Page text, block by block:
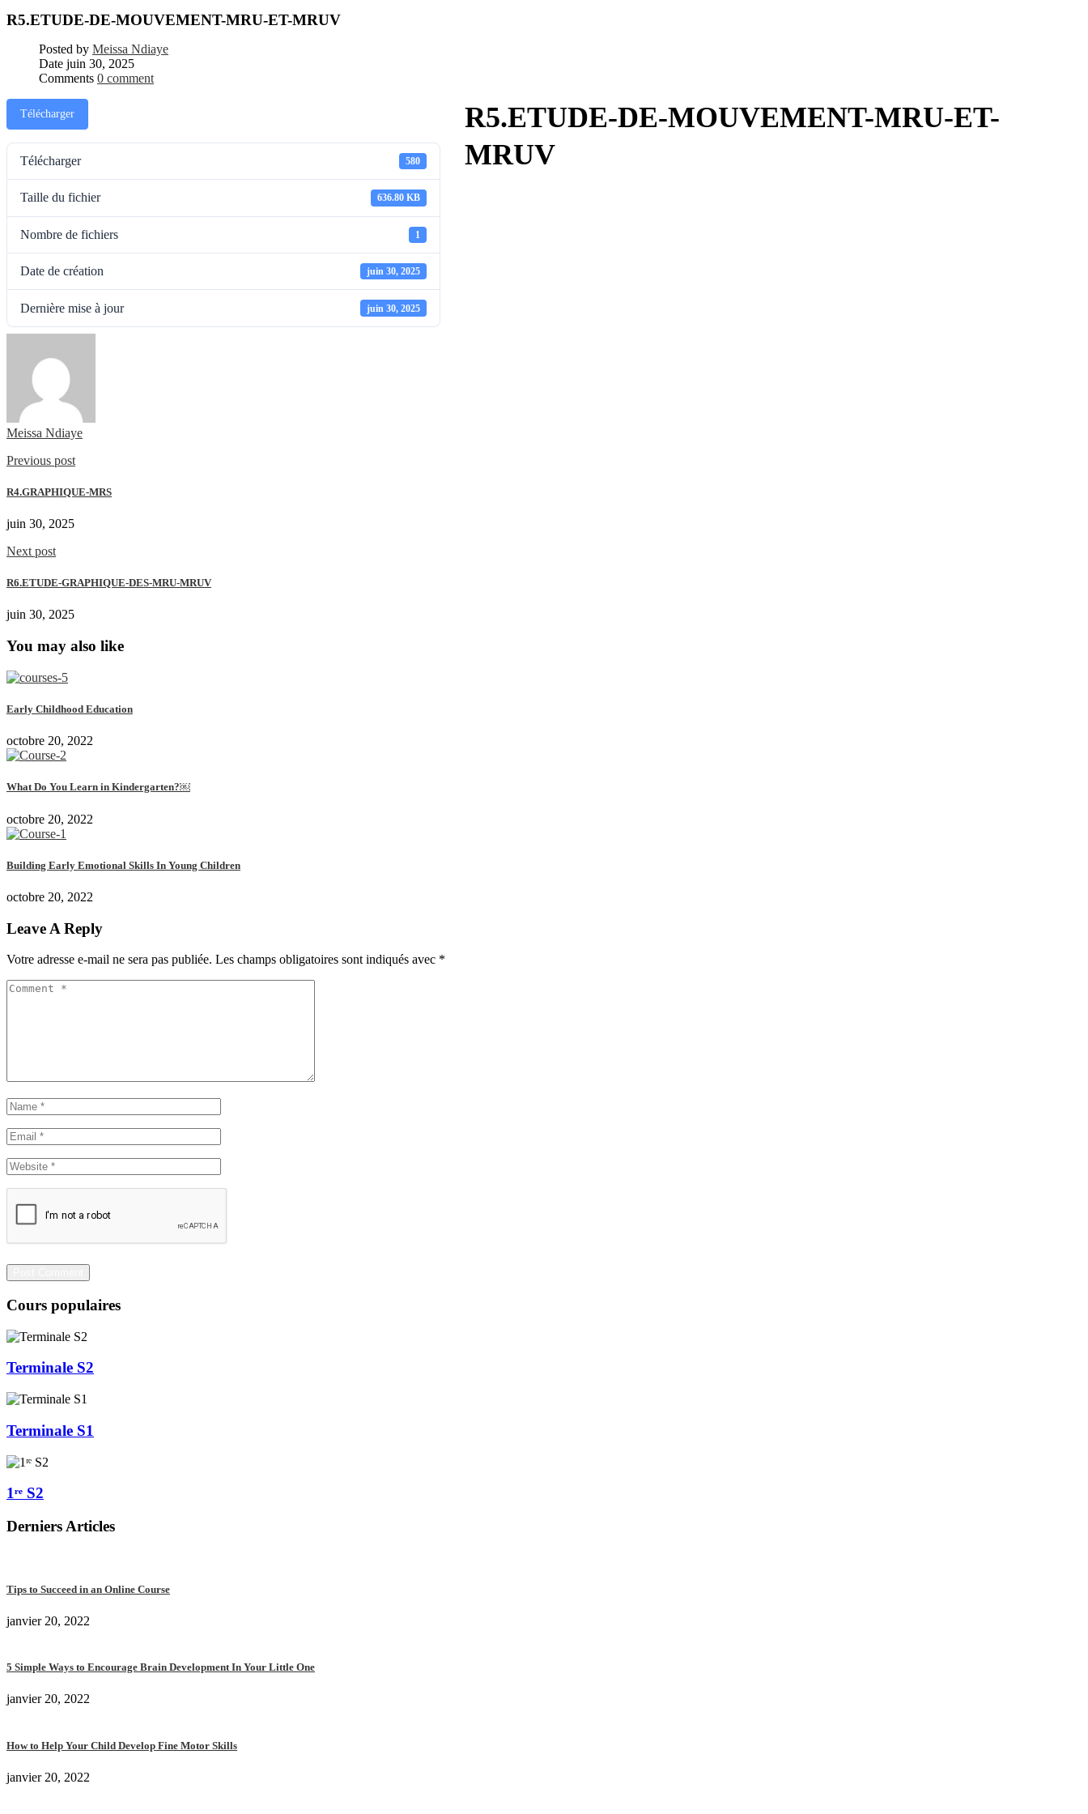
R5.ETUDE-DE-MOUVEMENT-MRU-ET-MRUV
Posted by Meissa Ndiaye
Date juin 30, 2025
Comments 0 comment
Télécharger
Télécharger 580
Taille du fichier 636.80 KB
Nombre de fichiers 1
Date de création juin 30, 2025
Dernière mise à jour juin 30, 2025
R5.ETUDE-DE-MOUVEMENT-MRU-ET-
MRUV
Meissa Ndiaye
Previous post
R4.GRAPHIQUE-MRS
juin 30, 2025
Next post
R6.ETUDE-GRAPHIQUE-DES-MRU-MRUV
juin 30, 2025
You may also like
Early Childhood Education
octobre 20, 2022
What Do You Learn in Kindergarten?￼
octobre 20, 2022
Building Early Emotional Skills In Young Children
octobre 20, 2022
Leave A Reply
Votre adresse e-mail ne sera pas publiée. Les champs obligatoires sont indiqués avec *
Cours populaires
Terminale S2
Terminale S1
1ʳᵉ S2
Derniers Articles
Tips to Succeed in an Online Course
janvier 20, 2022
5 Simple Ways to Encourage Brain Development In Your Little One
janvier 20, 2022
How to Help Your Child Develop Fine Motor Skills
janvier 20, 2022